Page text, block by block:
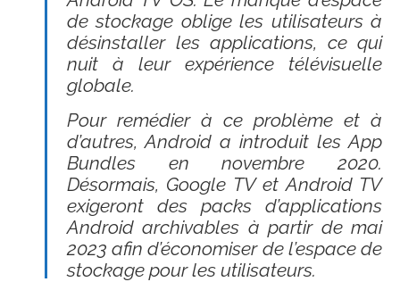
de stockage oblige les utilisateurs à
désinstaller les applications, ce qui
nuit à leur expérience télévisuelle
globale.
Pour remédier à ce problème et à
d’autres, Android a introduit les App
Bundles en novembre 2020.
Désormais, Google TV et Android TV
exigeront des packs d’applications
Android archivables à partir de mai
2023 afin d’économiser de l’espace de
stockage pour les utilisateurs.